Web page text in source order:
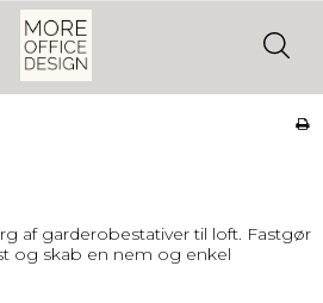
af garderobestativer til loft. Fastgør
og skab en nem og enkel